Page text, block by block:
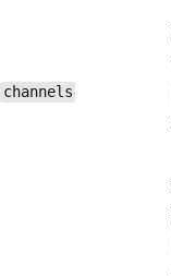
channels